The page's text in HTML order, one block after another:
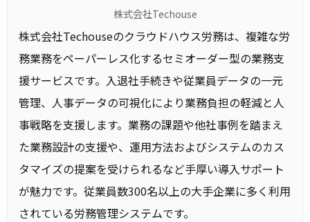
株式会社Techouse
株式会社Techouseのクラウドハウス労務は、複雑な労
務業務をペーパーレス化するセミオーダー型の業務⽀
援サービスです。入退社手続きや従業員データの一元
管理、人事データの可視化により業務負担の軽減と人
事戦略を支援します。業務の課題や他社事例を踏まえ
た業務設計の支援や、運用方法およびシステムのカス
タマイズの提案を受けられるなど手厚い導入サポート
が魅力です。従業員数300名以上の大手企業に多く利用
されている労務管理システムです。